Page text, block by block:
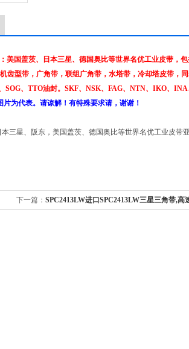
美国盖茨、日本三星、德国奥比等世界名优工业皮带，
齿型带，广角带，联组广角带，水塔带，冷却塔皮带，
SOG、TTO油封。SKF、NSK、FAG、NTN、IKO、
为代表。请谅解！有特殊要求请，谢谢！
三星、阪东，美国盖茨、德国奥比等世界名优工业皮带
下一篇： SPC2413LW进口SPC2413LW三星三角带,高